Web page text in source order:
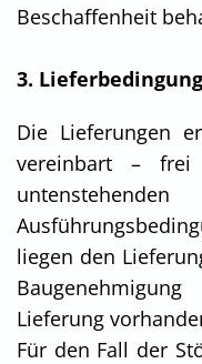
Beschaffenheit
3.
Die Lieferungen
vereinbart –
liegen den
Lieferung
Für den Fall der